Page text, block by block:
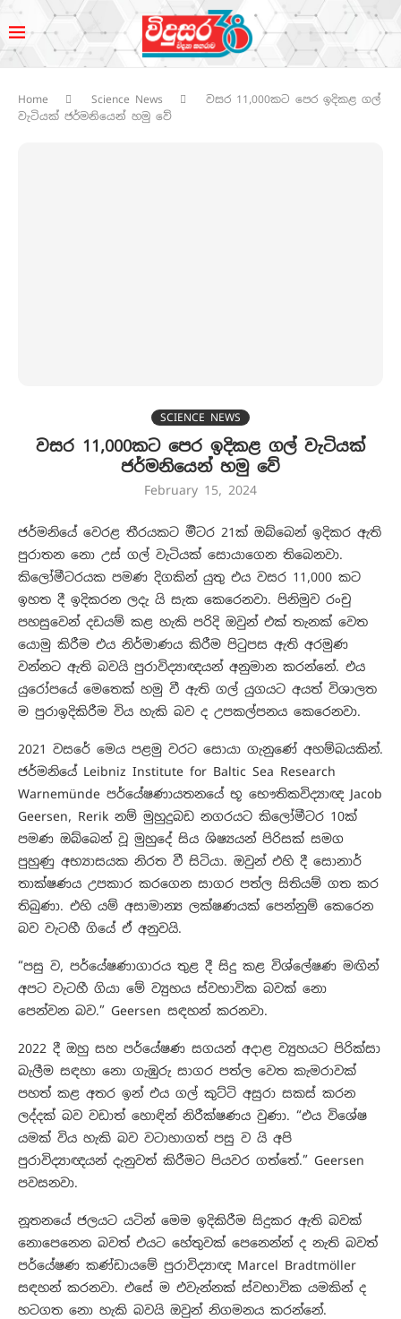
Home Science News
වසර 11,000කට පෙර ඉදිකළ ගල්
වැටියක් ජර්මනියෙන් හමු වේ
SCIENCE NEWS
වසර 11,000කට පෙර ඉදිකළ ගල් වැටියක්
ජර්මනියෙන් හමු වේ
February 15, 2024
ජර්මනියේ වෙරළ තීරයකට මිිටර 21ක් ඔබ්බෙන් ඉදිකර ඇති
පුරාතන නො උස් ගල් වැටියක් සොයාගෙන තිබෙනවා.
කිලෝමීටරයක පමණ දිගකින් යුතු එය වසර 11,000 කට
ඉහත දී ඉදිකරන ලදැ යි සැක කෙරෙනවා. පිනිමුව රංචු
පහසුවෙන් දඩයම් කළ හැකි පරිදි ඔවුන් එක් තැනක් වෙත
යොමු කිරීම එය නිර්මාණය කිරීම පිටුපස ඇති අරමුණ
වන්නට ඇති බවයි පුරාවිද්‍යාඥයන් අනුමාන කරන්නේ. එය
යුරෝපයේ මෙතෙක් හමු වී ඇති ගල් යුගයට අයත් විශාලත
ම පුරාඉදිකිරීම විය හැකි බව ද උපකල්පනය කෙරෙනවා.
2021 වසරේ මෙය පළමු වරට සොයා ගැනුණේ අහම්බයකින්.
ජර්මනියේ Leibniz Institute for Baltic Sea Research
Warnemünde පර්යේෂණායතනයේ භූ භෞතිකවිද්‍යාඥ Jacob
Geersen, Rerik නම් මුහුදුබඩ නගරයට කිලෝමීටර 10ක්
පමණ ඔබ්බෙන් වූ මුහුදේ සිය ශිෂ්‍යයන් පිරිසක් සමග
පුහුණු අභ්‍යාසයක නිරත වී සිටියා. ඔවුන් එහි දී සොනාර්
තාක්ෂණය උපකාර කරගෙන සාගර පත්ල සිතියම් ගත කර
තිබුණා. එහි යම් අසාමාන්‍ය ලක්ෂණයක් පෙන්නුම් කෙරෙන
බව වැටහී ගියේ ඒ අනුවයි.
“පසු ව, පර්යේෂණාගාරය තුළ දී සිදු කළ විශ්ලේෂණ මඟින්
අපට වැටහී ගියා මේ ව්‍යුහය ස්වභාවික බවක් නො
පෙන්වන බව.” Geersen සඳහන් කරනවා.
2022 දී ඔහු සහ පර්යේෂණ සගයන් අදාළ ව්‍යුහයට පිරික්සා
බැලීම සඳහා නො ගැඹුරු සාගර පත්ල වෙත කැමරාවක්
පහත් කළ අතර ඉන් එය ගල් කුට්ටි අසුරා සකස් කරන
ලද්දක් බව වඩාත් හොඳින් නිරීක්ෂණය වුණා. “එය විශේෂ
යමක් විය හැකි බව වටාහාගත් පසු ව යි අපි
පුරාවිද්‍යාඥයන් දැනුවත් කිරීමට පියවර ගත්තේ.” Geersen
පවසනවා.
නූතනයේ ජලයට යටින් මෙම ඉදිකිරීම සිදුකර ඇති බවක්
නොපෙනෙන බවත් එයට හේතුවක් පෙනෙන්න් ද නැති බවත්
පර්යේෂණ කණ්ඩායමේ පුරාවිද්‍යාඥ Marcel Bradtmöller
සඳහන් කරනවා. එසේ ම එවැන්නක් ස්වභාවික යමකින් ද
හටගත නො හැකි බවයි ඔවුන් නිගමනය කරන්නේ.